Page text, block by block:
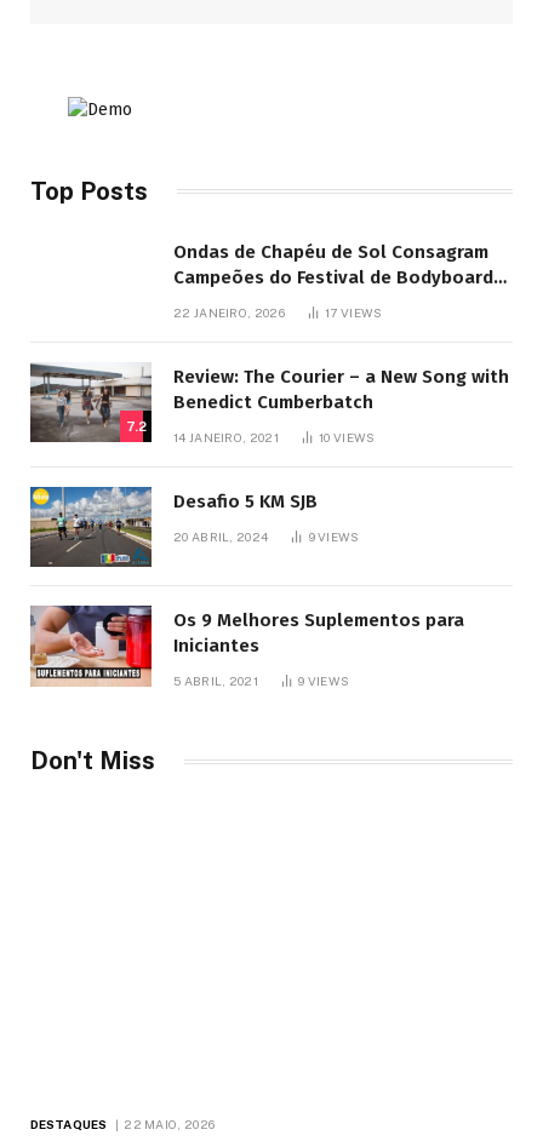
Top Posts
Ondas de Chapéu de Sol Consagram
Campeões do Festival de Bodyboard
22 JANEIRO, 2026 17VIEWS
7.2
Review: The Courier – a New Song with
Benedict Cumberbatch
14 JANEIRO, 2021 10VIEWS
Desafio 5 KM SJB
20 ABRIL, 2024 9VIEWS
Os 9 Melhores Suplementos para
Iniciantes
5 ABRIL, 2021 9 VIEWS
Don't Miss
DESTAQUES 22 MAIO, 2026